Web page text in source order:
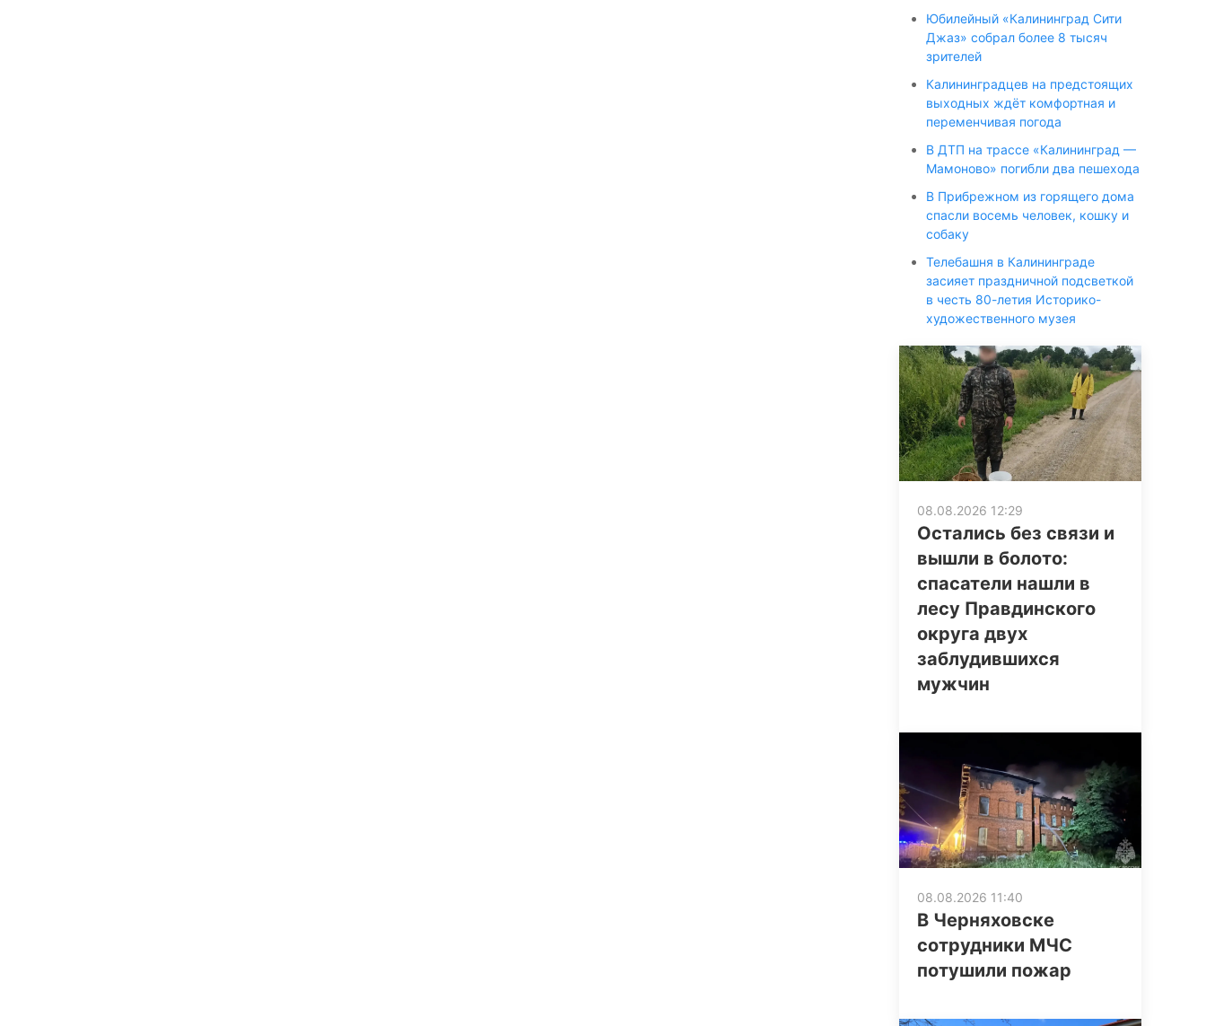
Юбилейный «Калининград Сити
Джаз» собрал более 8 тысяч
зрителей
Калининградцев на предстоящих
выходных ждёт комфортная и
переменчивая погода
В ДТП на трассе «Калининград —
Мамоново» погибли два пешехода
В Прибрежном из горящего дома
спасли восемь человек, кошку и
собаку
Телебашня в Калининграде
засияет праздничной подсветкой
в честь 80-летия Историко-
художественного музея
08.08.2026 12:29
Остались без связи и
вышли в болото:
спасатели нашли в
лесу Правдинского
округа двух
заблудившихся
мужчин
08.08.2026 11:40
В Черняховске
сотрудники МЧС
потушили пожар